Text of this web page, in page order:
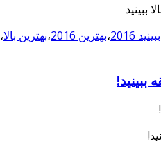
ببینید 2016 ،بهترین 2016 ،بهترین بالا،